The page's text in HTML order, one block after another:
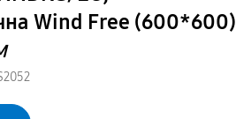
Wind Free (600*600)